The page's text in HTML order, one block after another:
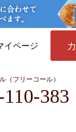
イページ
（フリーコール）
383